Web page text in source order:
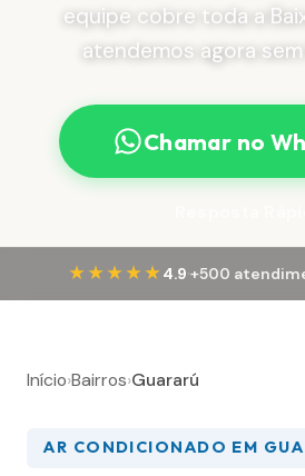
equipe cobre toda a
atendemos agora
Chamar no
★★★★★ 4.9·+500
Início›Bairros›Guararú
AR CONDICIONADO EM